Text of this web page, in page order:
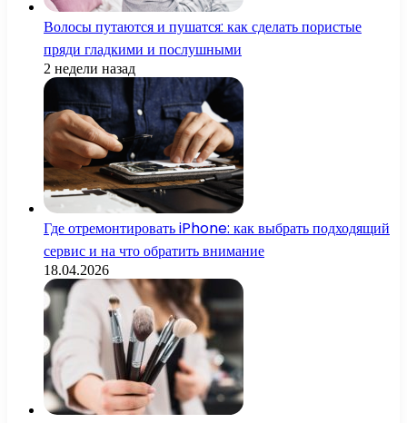
Волосы путаются и пушатся: как сделать пористые
пряди гладкими и послушными
2 недели назад
Где отремонтировать iPhone: как выбрать подходящий
сервис и на что обратить внимание
18.04.2026